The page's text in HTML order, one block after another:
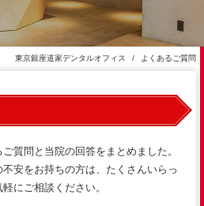
東京銀座道家デンタルオフィス よくあるご質問
質問と当院の回答をまとめました。
安をお持ちの方は、たくさんいらっ
にご相談ください。